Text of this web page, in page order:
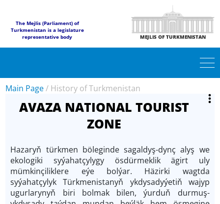
The Mejlis (Parliament) of
Turkmenistan is a legislature
representative body
MEJLIS OF TURKMENISTAN
Main Page/ History of Turkmenistan
AVAZA NATIONAL TOURIST
ZONE
Hazaryň türkmen böleginde sagaldyş-dynç alyş we
ekologiki syýahatçylygy ösdürmeklik ägirt uly
mümkinçiliklere eýe bolýar. Häzirki wagtda
syýahatçylyk Türkmenistanyň ykdysadyýetiň wajyp
ugurlarynyň biri bolmak bilen, ýurduň durmuş-